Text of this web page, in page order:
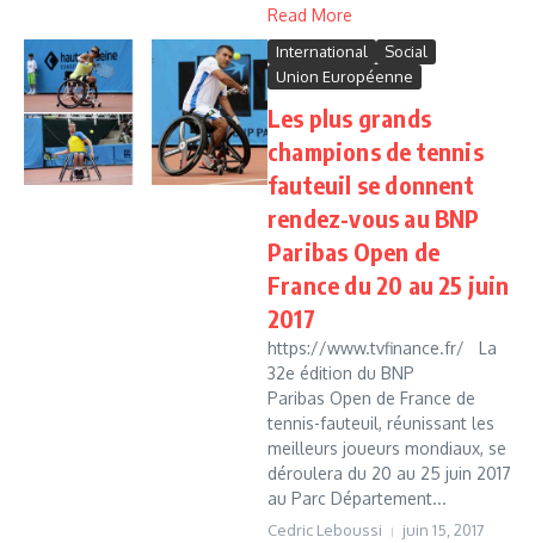
Read More
International
Social
Union Européenne
Les plus grands
champions de tennis
fauteuil se donnent
rendez-vous au BNP
Paribas Open de
France du 20 au 25 juin
2017
https://www.tvfinance.fr/ La
32e édition du BNP
Paribas Open de France de
tennis-fauteuil, réunissant les
meilleurs joueurs mondiaux, se
déroulera du 20 au 25 juin 2017
au Parc Département...
Cedric Leboussi juin 15, 2017